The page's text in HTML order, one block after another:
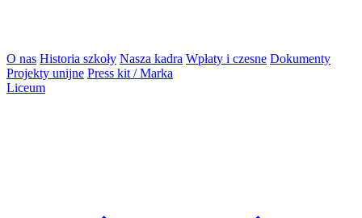
O nas Historia szkoły Nasza kadra Wpłaty i czesne Dokumenty
Projekty unijne Press kit / Marka
Liceum